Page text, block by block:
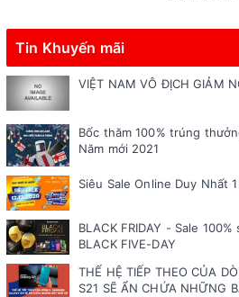
Tin Khuyến mãi
VIỆT NAM VÔ ĐỊCH GIẢM
Bốc thăm 100% trúng
Năm mới 2021
Siêu Sale Online Duy Nhất
BLACK FRIDAY - Sale
BLACK FIVE-DAY
THẾ HỆ TIẾP THEO CỦA
S21 SẼ ẨN CHỨA NHỮNG